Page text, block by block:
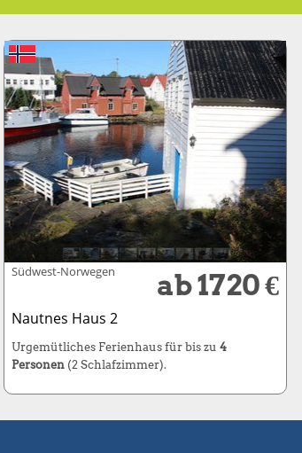
Südwest-Norwegen ab 1720 €
Nautnes Haus 2
Urgemütliches Ferienhaus für bis zu 4
Personen(2 Schlafzimmer).